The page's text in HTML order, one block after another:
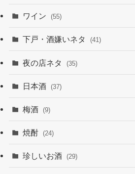
ワイン (55)
下戸・酒嫌いネタ (41)
夜の店ネタ (35)
日本酒 (37)
梅酒 (9)
焼酎 (24)
珍しいお酒 (29)